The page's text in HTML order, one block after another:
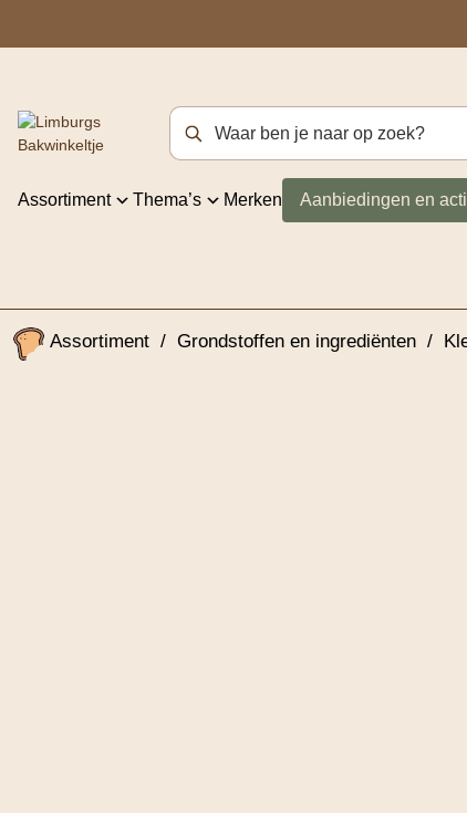
Zoekterm
Assortiment Thema’s Merken Aanbiedingen en
Assortiment / Grondstoffen en ingrediënten /